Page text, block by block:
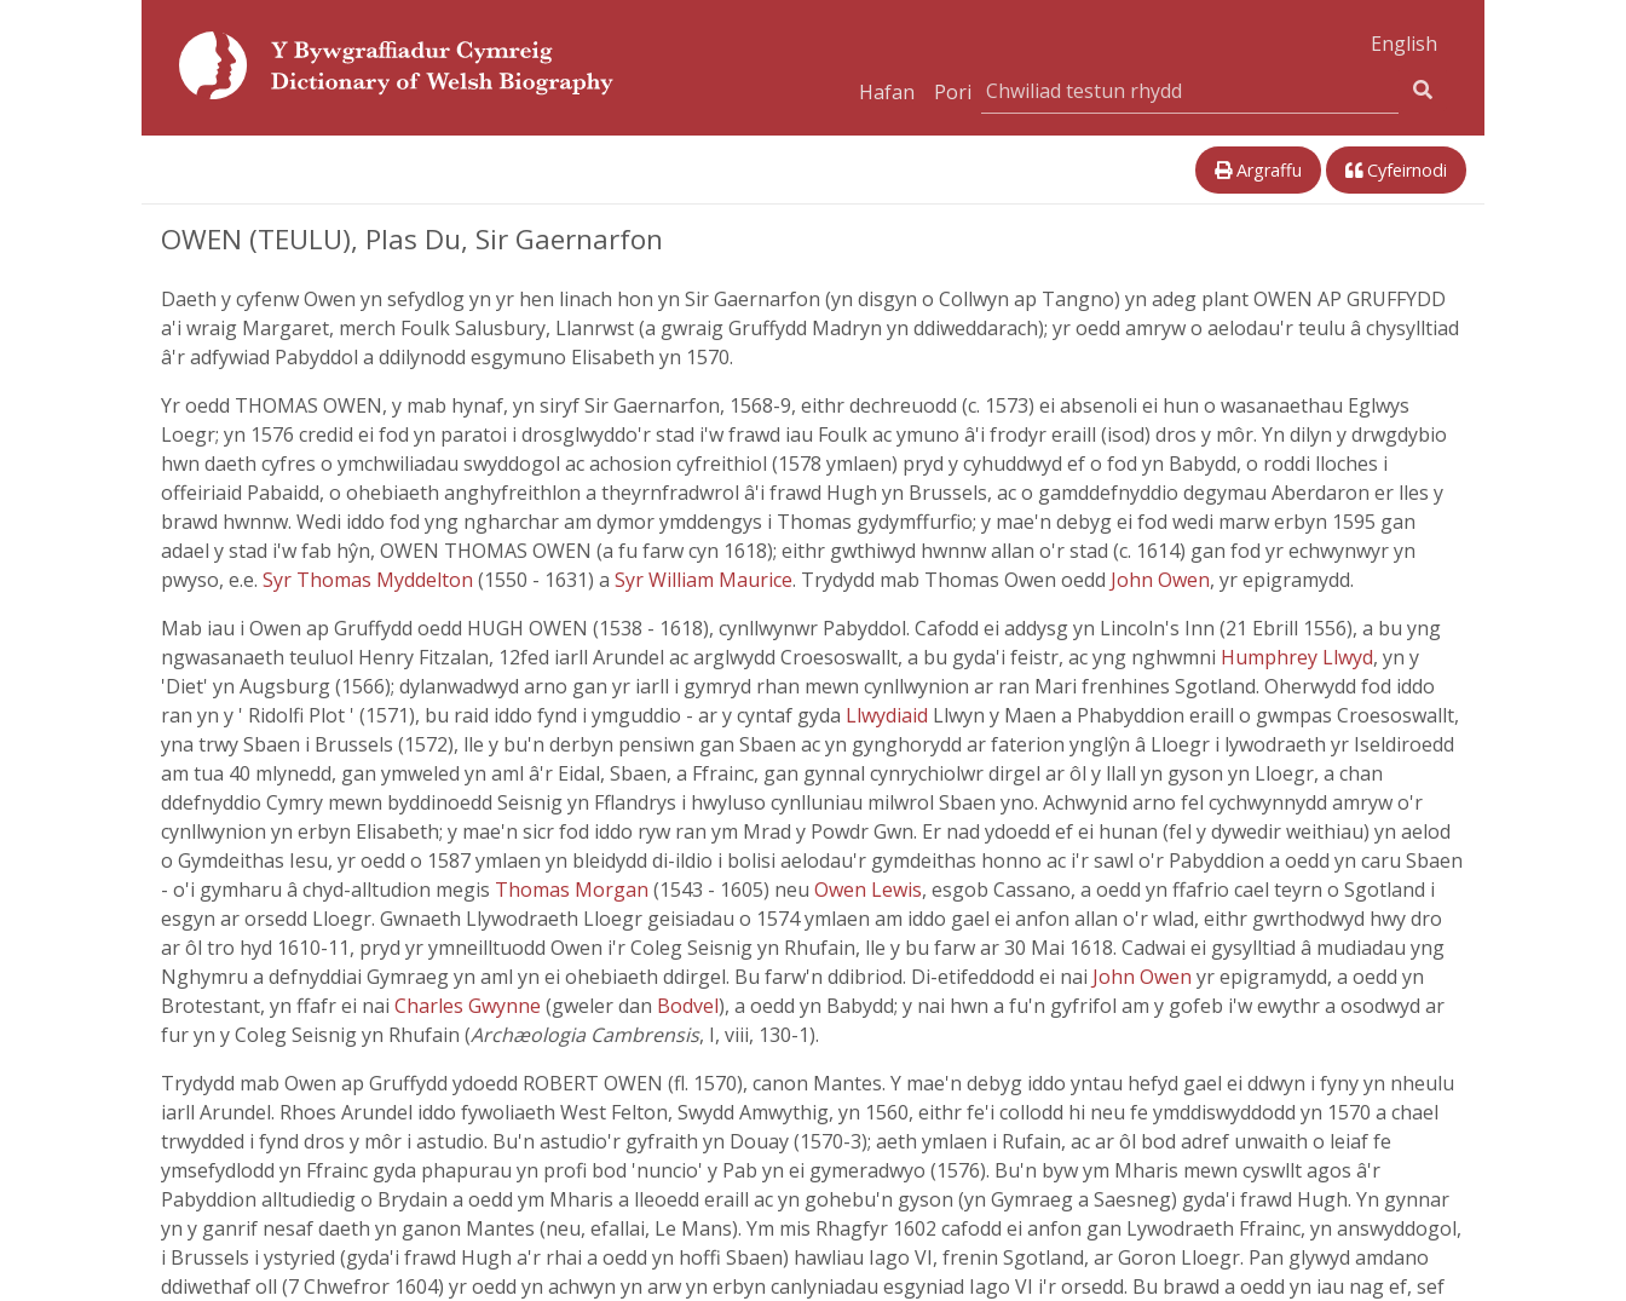
English
Hafan
Pori
Argraffu Cyfeirnodi
OWEN (TEULU), Plas Du, Sir Gaernarfon
Daeth y cyfenw Owen yn sefydlog yn yr hen linach hon yn Sir Gaernarfon (yn disgyn o Collwyn ap Tangno) yn adeg plant OWEN AP GRUFFYDD
a'i wraig Margaret, merch Foulk Salusbury, Llanrwst (a gwraig Gruffydd Madryn yn ddiweddarach); yr oedd amryw o aelodau'r teulu â chysylltiad
â'r adfywiad Pabyddol a ddilynodd esgymuno Elisabeth yn 1570.
Yr oedd THOMAS OWEN, y mab hynaf, yn siryf Sir Gaernarfon, 1568-9, eithr dechreuodd (c. 1573) ei absenoli ei hun o wasanaethau Eglwys
Loegr; yn 1576 credid ei fod yn paratoi i drosglwyddo'r stad i'w frawd iau Foulk ac ymuno â'i frodyr eraill (isod) dros y môr. Yn dilyn y drwgdybio
hwn daeth cyfres o ymchwiliadau swyddogol ac achosion cyfreithiol (1578 ymlaen) pryd y cyhuddwyd ef o fod yn Babydd, o roddi lloches i
offeiriaid Pabaidd, o ohebiaeth anghyfreithlon a theyrnfradwrol â'i frawd Hugh yn Brussels, ac o gamddefnyddio degymau Aberdaron er lles y
brawd hwnnw. Wedi iddo fod yng ngharchar am dymor ymddengys i Thomas gydymffurfio; y mae'n debyg ei fod wedi marw erbyn 1595 gan
adael y stad i'w fab hŷn, OWEN THOMAS OWEN (a fu farw cyn 1618); eithr gwthiwyd hwnnw allan o'r stad (c. 1614) gan fod yr echwynwyr yn
pwyso, e.e. Syr Thomas Myddelton (1550 - 1631) a Syr William Maurice. Trydydd mab Thomas Owen oedd John Owen, yr epigramydd.
Mab iau i Owen ap Gruffydd oedd HUGH OWEN (1538 - 1618), cynllwynwr Pabyddol. Cafodd ei addysg yn Lincoln's Inn (21 Ebrill 1556), a bu yng
ngwasanaeth teuluol Henry Fitzalan, 12fed iarll Arundel ac arglwydd Croesoswallt, a bu gyda'i feistr, ac yng nghwmni Humphrey Llwyd, yn y
'Diet' yn Augsburg (1566); dylanwadwyd arno gan yr iarll i gymryd rhan mewn cynllwynion ar ran Mari frenhines Sgotland. Oherwydd fod iddo
ran yn y ' Ridolfi Plot ' (1571), bu raid iddo fynd i ymguddio - ar y cyntaf gyda Llwydiaid Llwyn y Maen a Phabyddion eraill o gwmpas Croesoswallt,
yna trwy Sbaen i Brussels (1572), lle y bu'n derbyn pensiwn gan Sbaen ac yn gynghorydd ar faterion ynglŷn â Lloegr i lywodraeth yr Iseldiroedd
am tua 40 mlynedd, gan ymweled yn aml â'r Eidal, Sbaen, a Ffrainc, gan gynnal cynrychiolwr dirgel ar ôl y llall yn gyson yn Lloegr, a chan
ddefnyddio Cymry mewn byddinoedd Seisnig yn Fflandrys i hwyluso cynlluniau milwrol Sbaen yno. Achwynid arno fel cychwynnydd amryw o'r
cynllwynion yn erbyn Elisabeth; y mae'n sicr fod iddo ryw ran ym Mrad y Powdr Gwn. Er nad ydoedd ef ei hunan (fel y dywedir weithiau) yn aelod
o Gymdeithas Iesu, yr oedd o 1587 ymlaen yn bleidydd di-ildio i bolisi aelodau'r gymdeithas honno ac i'r sawl o'r Pabyddion a oedd yn caru Sbaen
- o'i gymharu â chyd-alltudion megis Thomas Morgan (1543 - 1605) neu Owen Lewis, esgob Cassano, a oedd yn ffafrio cael teyrn o Sgotland i
esgyn ar orsedd Lloegr. Gwnaeth Llywodraeth Lloegr geisiadau o 1574 ymlaen am iddo gael ei anfon allan o'r wlad, eithr gwrthodwyd hwy dro
ar ôl tro hyd 1610-11, pryd yr ymneilltuodd Owen i'r Coleg Seisnig yn Rhufain, lle y bu farw ar 30 Mai 1618. Cadwai ei gysylltiad â mudiadau yng
Nghymru a defnyddiai Gymraeg yn aml yn ei ohebiaeth ddirgel. Bu farw'n ddibriod. Di-etifeddodd ei nai John Owen yr epigramydd, a oedd yn
Brotestant, yn ffafr ei nai Charles Gwynne (gweler dan Bodvel), a oedd yn Babydd; y nai hwn a fu'n gyfrifol am y gofeb i'w ewythr a osodwyd ar
fur yn y Coleg Seisnig yn Rhufain (Archæologia Cambrensis, I, viii, 130-1).
Trydydd mab Owen ap Gruffydd ydoedd ROBERT OWEN (fl. 1570), canon Mantes. Y mae'n debyg iddo yntau hefyd gael ei ddwyn i fyny yn nheulu
iarll Arundel. Rhoes Arundel iddo fywoliaeth West Felton, Swydd Amwythig, yn 1560, eithr fe'i collodd hi neu fe ymddiswyddodd yn 1570 a chael
trwydded i fynd dros y môr i astudio. Bu'n astudio'r gyfraith yn Douay (1570-3); aeth ymlaen i Rufain, ac ar ôl bod adref unwaith o leiaf fe
ymsefydlodd yn Ffrainc gyda phapurau yn profi bod 'nuncio' y Pab yn ei gymeradwyo (1576). Bu'n byw ym Mharis mewn cyswllt agos â'r
Pabyddion alltudiedig o Brydain a oedd ym Mharis a lleoedd eraill ac yn gohebu'n gyson (yn Gymraeg a Saesneg) gyda'i frawd Hugh. Yn gynnar
yn y ganrif nesaf daeth yn ganon Mantes (neu, efallai, Le Mans). Ym mis Rhagfyr 1602 cafodd ei anfon gan Lywodraeth Ffrainc, yn answyddogol,
i Brussels i ystyried (gyda'i frawd Hugh a'r rhai a oedd yn hoffi Sbaen) hawliau Iago VI, frenin Sgotland, ar Goron Lloegr. Pan glywyd amdano
ddiwethaf oll (7 Chwefror 1604) yr oedd yn achwyn yn arw yn erbyn canlyniadau esgyniad Iago VI i'r orsedd. Bu brawd a oedd yn iau nag ef, sef